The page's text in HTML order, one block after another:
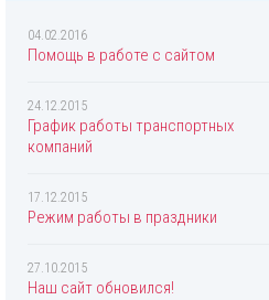
Christian Dior
Clinique
Coach
Davidoff
Dolce & Gabbana
04.02.2016
Помощь в работе с сайтом
24.12.2015
График работы транспортных
компаний
17.12.2015
Режим работы в праздники
27.10.2015
Наш сайт обновился!